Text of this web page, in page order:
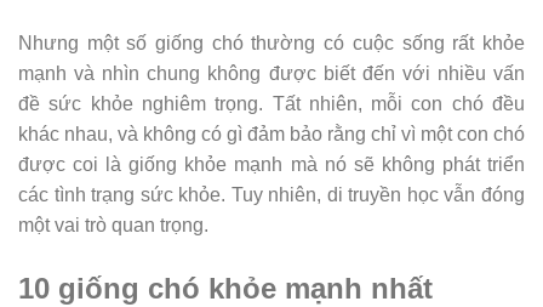
Nhưng một số giống chó thường có cuộc sống rất khỏe
mạnh và nhìn chung không được biết đến với nhiều vấn
đề sức khỏe nghiêm trọng. Tất nhiên, mỗi con chó đều
khác nhau, và không có gì đảm bảo rằng chỉ vì một con chó
được coi là giống khỏe mạnh mà nó sẽ không phát triển
các tình trạng sức khỏe. Tuy nhiên, di truyền học vẫn đóng
một vai trò quan trọng.
10 giống chó khỏe mạnh nhất